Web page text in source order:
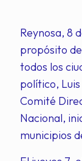
Reynosa, 8
propósito
todos los
político,
Comité
Nacional,
municipios